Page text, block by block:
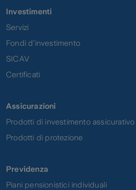
Investimenti
Servizi
Fondi d'investimento
SICAV
Certificati
Assicurazioni
Prodotti di investimento assicurativo
Prodotti di protezione
Previdenza
Piani pensionistici individuali